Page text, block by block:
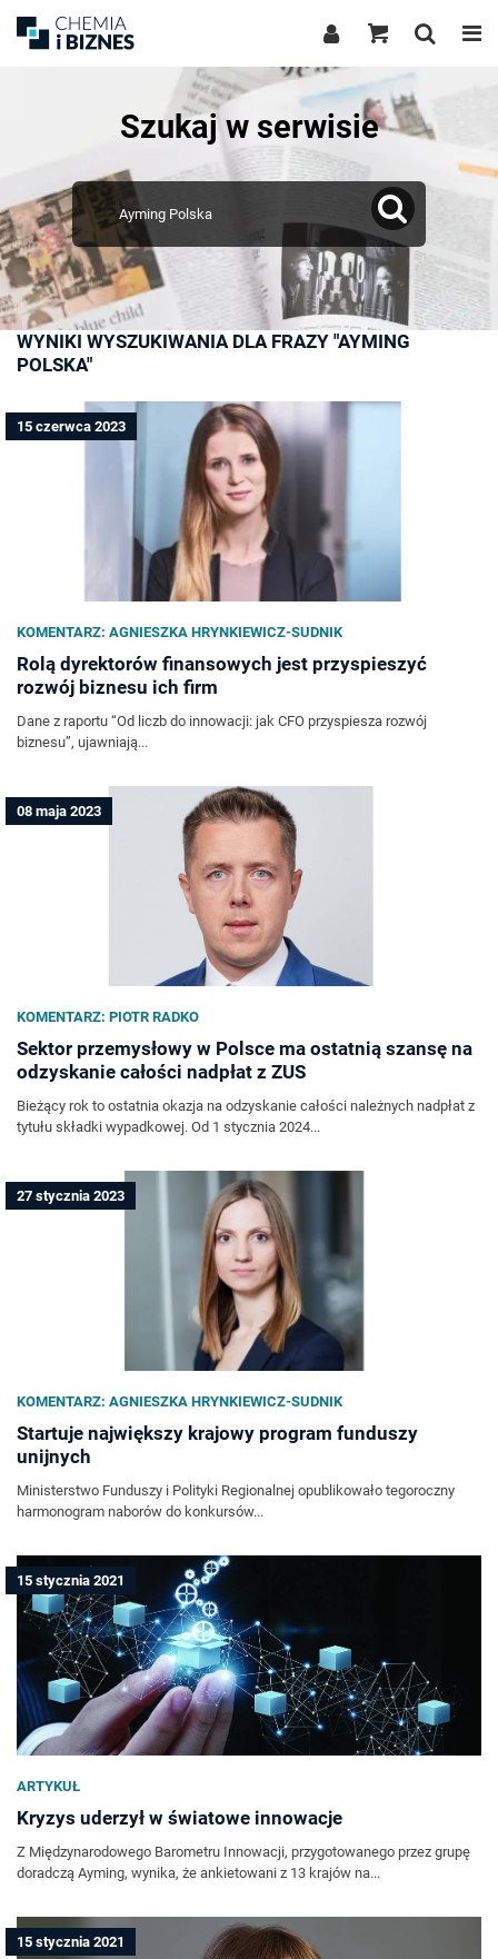
Szukaj w serwisie
WYNIKI WYSZUKIWANIA DLA FRAZY "AYMING
POLSKA"
15 czerwca 2023
KOMENTARZ: AGNIESZKA HRYNKIEWICZ-SUDNIK
Rolą dyrektorów finansowych jest przyspieszyć
rozwój biznesu ich firm
Dane z raportu “Od liczb do innowacji: jak CFO przyspiesza rozwój
biznesu”, ujawniają...
08 maja 2023
KOMENTARZ: PIOTR RADKO
Sektor przemysłowy w Polsce ma ostatnią szansę na
odzyskanie całości nadpłat z ZUS
Bieżący rok to ostatnia okazja na odzyskanie całości należnych nadpłat z
tytułu składki wypadkowej. Od 1 stycznia 2024...
27 stycznia 2023
KOMENTARZ: AGNIESZKA HRYNKIEWICZ-SUDNIK
Startuje największy krajowy program funduszy
unijnych
Ministerstwo Funduszy i Polityki Regionalnej opublikowało tegoroczny
harmonogram naborów do konkursów...
15 stycznia 2021
ARTYKUŁ
Kryzys uderzył w światowe innowacje
Z Międzynarodowego Barometru Innowacji, przygotowanego przez grupę
doradczą Ayming, wynika, że ankietowani z 13 krajów na...
15 stycznia 2021